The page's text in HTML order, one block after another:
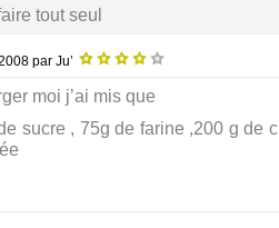
tout seul
par Ju’
moi j’ai mis que
sucre , 75g de farine ,200 g de